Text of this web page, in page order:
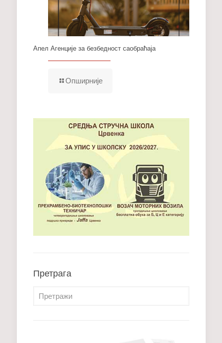
Апел Агенције за безбедност саобраћаја
Опширније
Претрага